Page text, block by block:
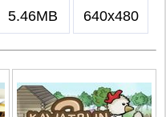
640x480
5.46MB